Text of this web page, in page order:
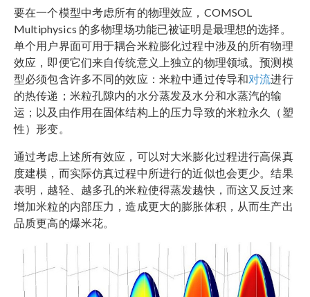
要在一个模型中考虑所有的物理效应，COMSOL
Multiphysics 的多物理场功能已被证明是最理想的选择。
单个用户界面可用于耦合米粒膨化过程中涉及的所有物理
效应，即便它们来自传统意义上独立的物理领域。预测模
型必须包含许多不同的效应：米粒中通过传导和对流进行
的热传递；米粒孔隙内的水分蒸发及水分和水蒸汽的输
运；以及由作用在固体结构上的压力导致的米粒永久（塑
性）形变。
通过考虑上述所有效应，可以对大米膨化过程进行高保真
度建模，而实际仿真过程中所进行的近似也会更少。结果
表明，越轻、越多孔的米粒使得蒸发越快，而这又反过来
增加米粒的内部压力，造成更大的膨胀体积，从而生产出
品质更高的爆米花。